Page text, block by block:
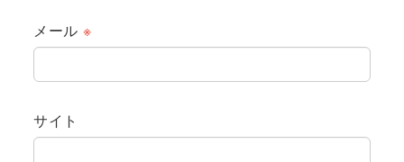
メール ※
サイト